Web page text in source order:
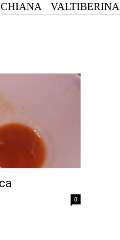
VALTIBERINA
0